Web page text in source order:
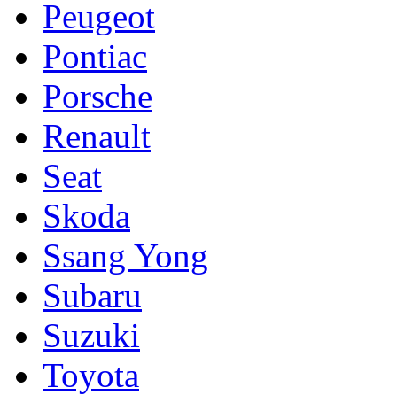
Peugeot
Pontiac
Porsche
Renault
Seat
Skoda
Ssang Yong
Subaru
Suzuki
Toyota